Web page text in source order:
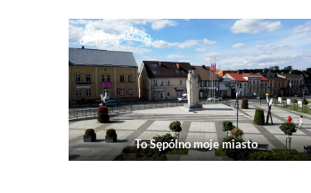
To Sępólno moje miasto